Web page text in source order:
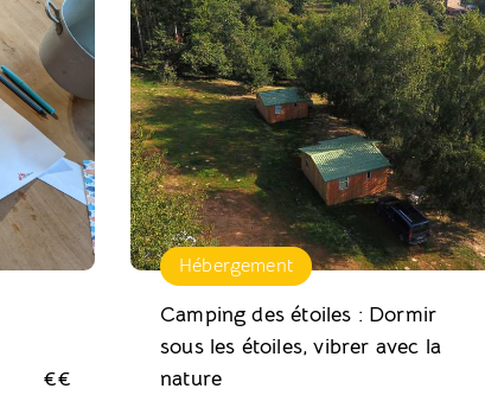
€€
Hébergement
Camping des étoiles : Dormir
sous les étoiles, vibrer avec la
nature